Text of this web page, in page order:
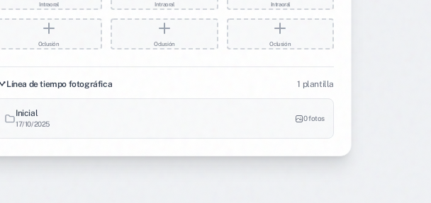
Intraoral Intraoral Intraoral
Oclusión Oclusión Oclusión
Línea de tiempo fotográfica 1 plantilla
Inicial
17/10/2025
0 fotos